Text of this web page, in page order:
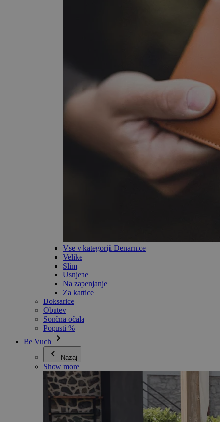
Vse v kategoriji Denarnice
Velike
Slim
Usnjene
Na zapenjanje
Za kartice
Boksarice
Obutev
Sončna očala
Popusti %
Be Vuch
Nazaj
Show more